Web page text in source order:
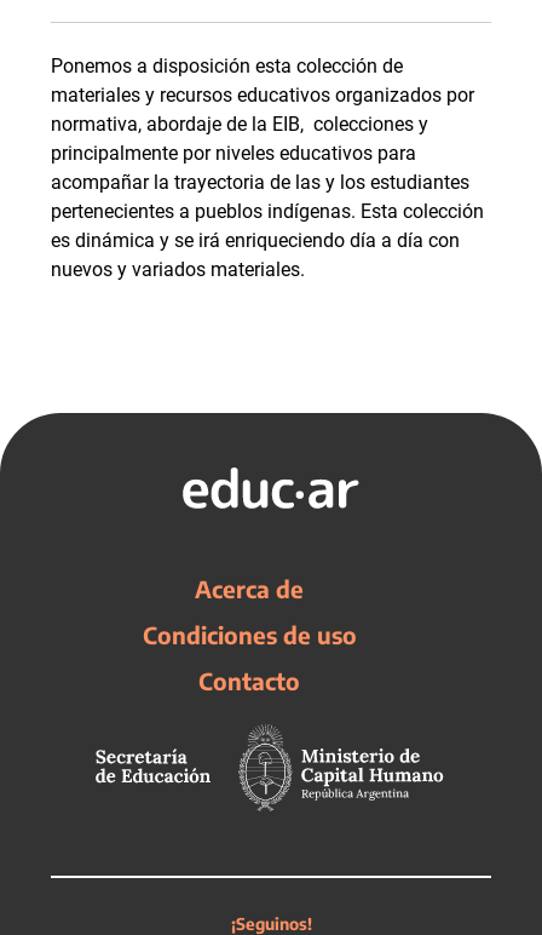
Ponemos a disposición esta colección de
materiales y recursos educativos organizados por
normativa, abordaje de la EIB, colecciones y
principalmente por niveles educativos para
acompañar la trayectoria de las y los estudiantes
pertenecientes a pueblos indígenas. Esta colección
es dinámica y se irá enriqueciendo día a día con
nuevos y variados materiales.
Acerca de
Condiciones de uso
Contacto
¡Seguinos!